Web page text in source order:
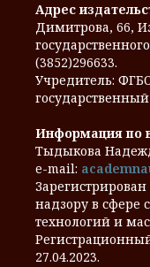
Адрес
Димитрова, 66,
(3852)296633.
Учредитель:
Информация по
Тыдыкова
e-mail:
надзору в
технологий и
27.04.2023.